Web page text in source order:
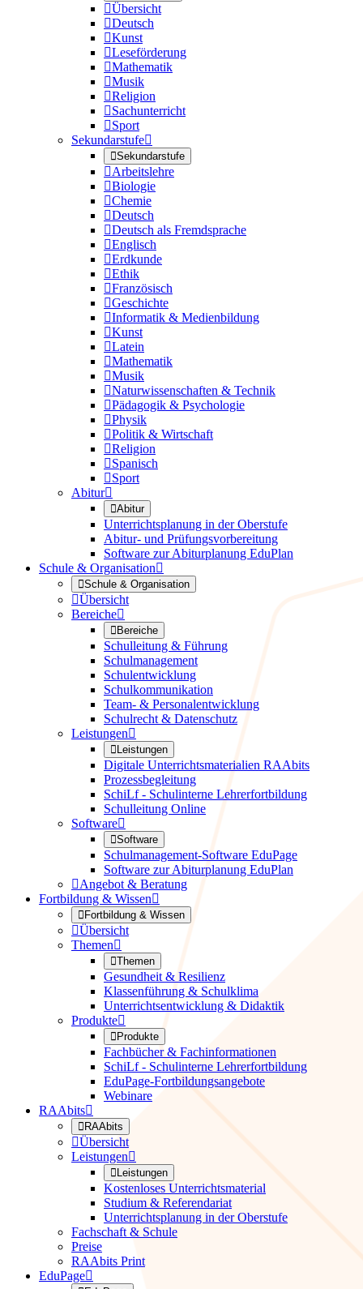
Übersicht
Deutsch
Kunst
Leseförderung
Mathematik
Musik
Religion
Sachunterricht
Sport
Sekundarstufe
Sekundarstufe
Arbeitslehre
Biologie
Chemie
Deutsch
Deutsch als Fremdsprache
Englisch
Erdkunde
Ethik
Französisch
Geschichte
Informatik & Medienbildung
Kunst
Latein
Mathematik
Musik
Naturwissenschaften & Technik
Pädagogik & Psychologie
Physik
Politik & Wirtschaft
Religion
Spanisch
Sport
Abitur
Abitur
Unterrichtsplanung in der Oberstufe
Abitur- und Prüfungsvorbereitung
Software zur Abiturplanung EduPlan
Schule & Organisation
Schule & Organisation
Übersicht
Bereiche
Bereiche
Schulleitung & Führung
Schulmanagement
Schulentwicklung
Schulkommunikation
Team- & Personalentwicklung
Schulrecht & Datenschutz
Leistungen
Leistungen
Digitale Unterrichtsmaterialien RAAbits
Prozessbegleitung
SchiLf - Schulinterne Lehrerfortbildung
Schulleitung Online
Software
Software
Schulmanagement-Software EduPage
Software zur Abiturplanung EduPlan
Angebot & Beratung
Fortbildung & Wissen
Fortbildung & Wissen
Übersicht
Themen
Themen
Gesundheit & Resilienz
Klassenführung & Schulklima
Unterrichtsentwicklung & Didaktik
Produkte
Produkte
Fachbücher & Fachinformationen
SchiLf - Schulinterne Lehrerfortbildung
EduPage-Fortbildungsangebote
Webinare
RAAbits
RAAbits
Übersicht
Leistungen
Leistungen
Kostenloses Unterrichtsmaterial
Studium & Referendariat
Unterrichtsplanung in der Oberstufe
Fachschaft & Schule
Preise
RAAbits Print
EduPage